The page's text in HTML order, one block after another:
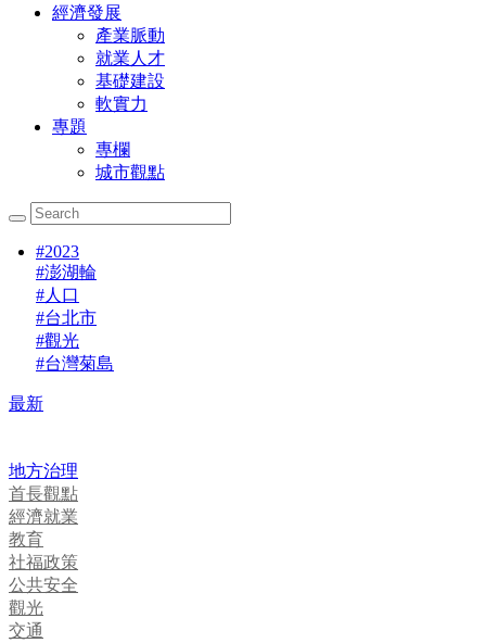
經濟發展
產業脈動
就業人才
基礎建設
軟實力
專題
專欄
城市觀點
#2023
#澎湖輪
#人口
#台北市
#觀光
#台灣菊島
最新
地方治理
首長觀點
經濟就業
教育
社福政策
公共安全
觀光
交通